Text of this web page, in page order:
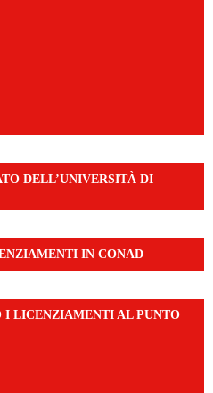
DELL’UNIVERSITÀ DI
IN CONAD
I LICENZIAMENTI AL PUNTO